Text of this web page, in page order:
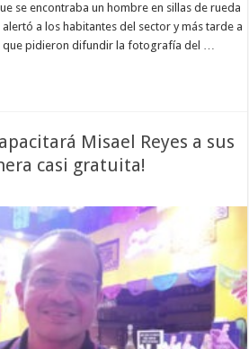
se encontraba un hombre en sillas de rueda
a los habitantes del sector y más tarde a
que pidieron difundir la fotografía del …
Misael Reyes a sus
casi gratuita!